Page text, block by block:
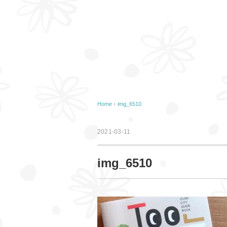
Home › img_6510
2021-03-11
img_6510